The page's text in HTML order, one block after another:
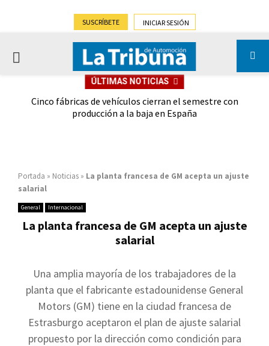
SUSCRÍBETE INICIAR SESIÓN
PRIMARY
ÚLTIMAS NOTICIAS
Cinco fábricas de vehículos cierran el semestre con
producción a la baja en España
Portada » Noticias » La planta francesa de GM acepta un ajuste
salarial
General Internacional
La planta francesa de GM acepta un ajuste
salarial
Una amplia mayoría de los trabajadores de la
planta que el fabricante estadounidense General
Motors (GM) tiene en la ciudad francesa de
Estrasburgo aceptaron el plan de ajuste salarial
propuesto por la dirección como condición para